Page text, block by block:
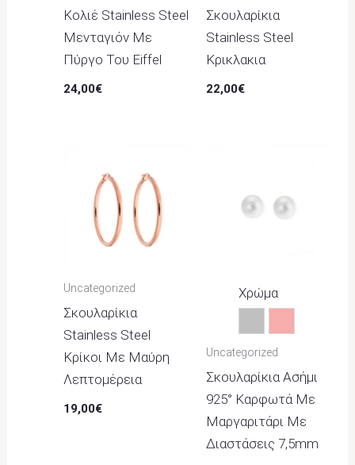
Κολιέ Stainless Steel
Μενταγιόν Με
Πύργο Του Eiffel
24,00€
Σκουλαρίκια
Stainless Steel
Κρικλακια
22,00€
Uncategorized
Σκουλαρίκια
Stainless Steel
Κρίκοι Με Μαύρη
Λεπτομέρεια
19,00€
Χρώμα
ΑσημίΡοζ
Uncategorized
Σκουλαρίκια Ασήμι
925° Καρφωτά Με
Μαργαριτάρι Με
Διαστάσεις 7,5mm